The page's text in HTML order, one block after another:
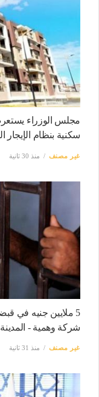
سكنية بنظام الإيجار
غير مصنف منذ 30 ثانية
5 ملايين جنيه في
شركة وهمية -
غير مصنف منذ 31 ثانية